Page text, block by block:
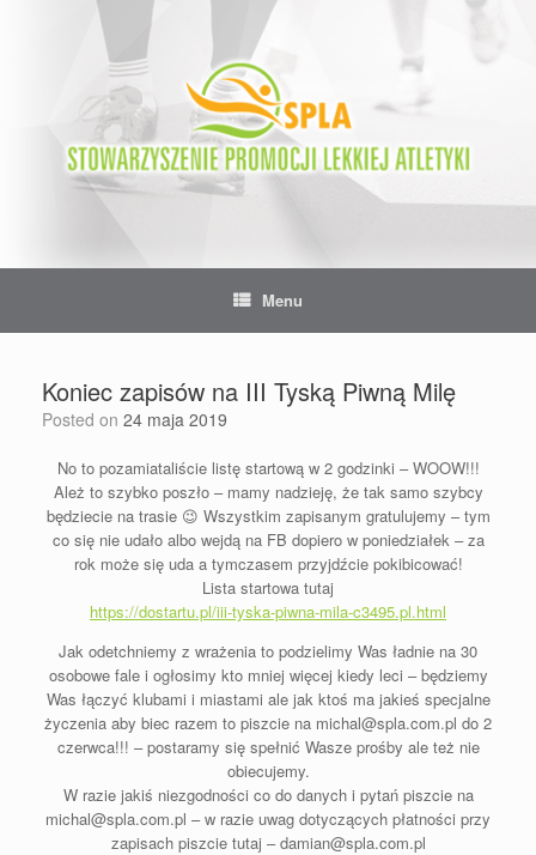
Menu
Koniec zapisów na III Tyską Piwną Milę
Posted on 24 maja 2019
No to pozamiataliście listę startową w 2 godzinki – WOOW!!!
Ależ to szybko poszło – mamy nadzieję, że tak samo szybcy
będziecie na trasie 😉 Wszystkim zapisanym gratulujemy – tym
co się nie udało albo wejdą na FB dopiero w poniedziałek – za
rok może się uda a tymczasem przyjdźcie pokibicować!
Lista startowa tutaj
https://dostartu.pl/iii-tyska-piwna-mila-c3495.pl.html
Jak odetchniemy z wrażenia to podzielimy Was ładnie na 30
osobowe fale i ogłosimy kto mniej więcej kiedy leci – będziemy
Was łączyć klubami i miastami ale jak ktoś ma jakieś specjalne
życzenia aby biec razem to piszcie na michal@spla.com.pl do 2
czerwca!!! – postaramy się spełnić Wasze prośby ale też nie
obiecujemy.
W razie jakiś niezgodności co do danych i pytań piszcie na
michal@spla.com.pl – w razie uwag dotyczących płatności przy
zapisach piszcie tutaj – damian@spla.com.pl